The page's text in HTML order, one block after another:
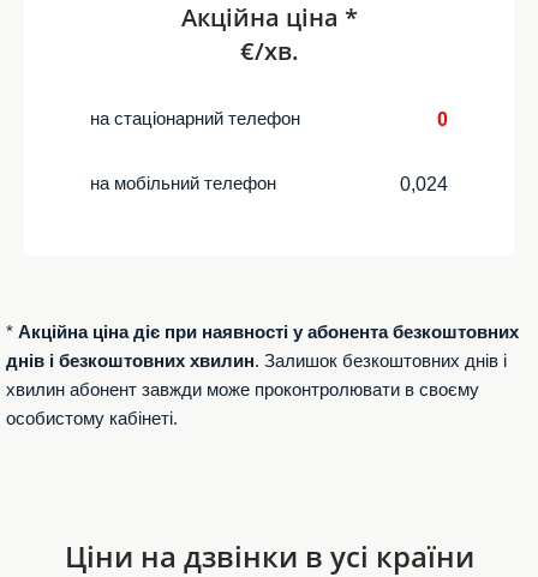
Акційна ціна *
€/хв.
на стаціонарний телефон 0
на мобільний телефон 0,024
* Акційна ціна діє при наявності у абонента безкоштовних
днів і безкоштовних хвилин. Залишок безкоштовних днів і
хвилин абонент завжди може проконтролювати в своєму
особистому кабінеті.
Ціни на дзвінки в усі країни